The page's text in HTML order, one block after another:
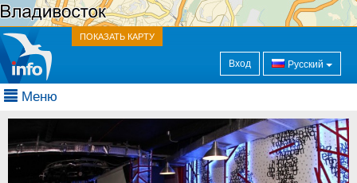
ПОКАЗАТЬ КАРТУ
Вход Русский
Меню